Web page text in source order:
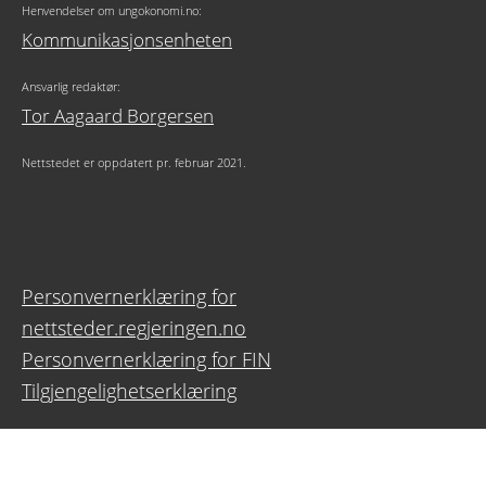
Henvendelser om ungokonomi.no:
Kommunikasjonsenheten
Ansvarlig redaktør:
Tor Aagaard Borgersen
Nettstedet er oppdatert pr. februar 2021.
Personvernerklæring for
nettsteder.regjeringen.no
Personvernerklæring for FIN
Tilgjengelighetserklæring